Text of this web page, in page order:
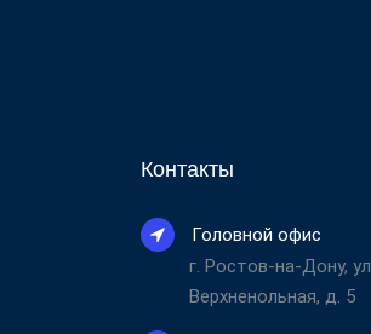
Контакты
Головной офис
г. Ростов-на-Дону, ул.
Верхненольная, д. 5